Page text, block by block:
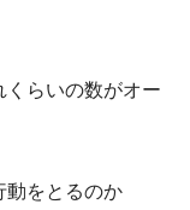
くらいの数がオー
動をとるのか